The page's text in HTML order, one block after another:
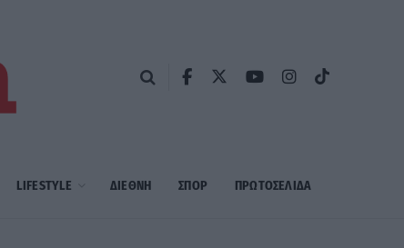
LIFESTYLE ΔΙΕΘΝΗ ΣΠΟΡ ΠΡΩΤΟΣΈΛΙΔΑ